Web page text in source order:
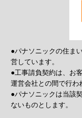
●パナソニックの住ま
営しています。
●工事請負契約は、お
運営会社との間で行わ
●パナソニックは当該
ないものとします。